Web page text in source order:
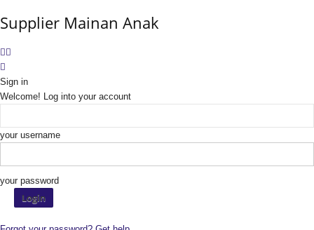
Supplier Mainan Anak
Sign in
Welcome! Log into your account
your username
your password